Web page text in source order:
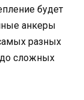
будет
анкеры
разных
до сложных